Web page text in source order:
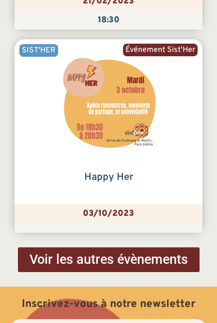
18:30
Événement Sist'Her
SIST'HER
Happy Her
03/10/2023
Voir les autres évènements
Inscrivez-vous à notre newsletter